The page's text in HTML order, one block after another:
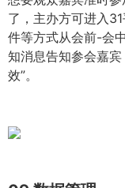
了，主办方可进入
件等方式从会前-会
知消息告知参会嘉
效”。